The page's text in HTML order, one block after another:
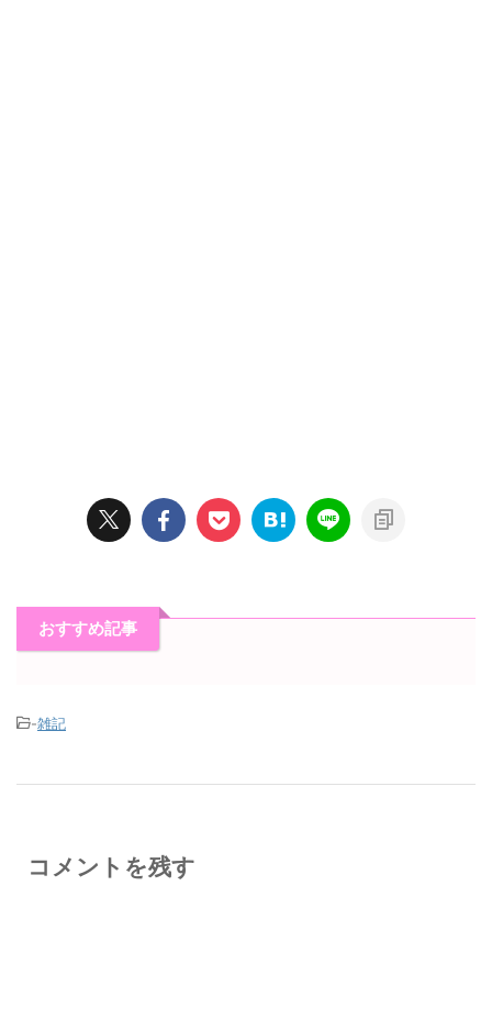
おすすめ記事
-雑記
コメントを残す